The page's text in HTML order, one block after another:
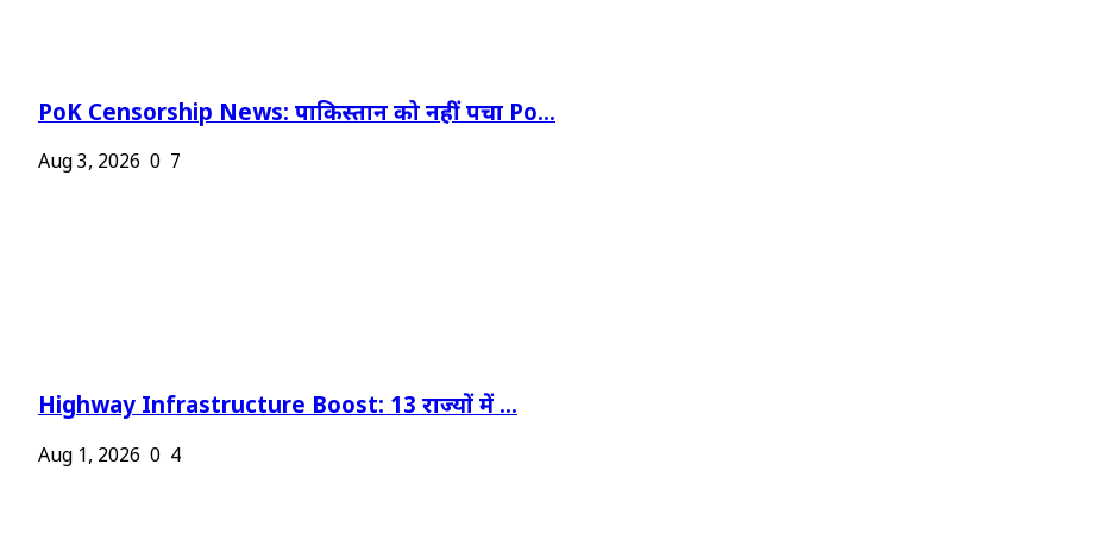
PoK Censorship News: पाकिस्तान को नहीं पचा Po...
Aug 3, 2026 0 7
Highway Infrastructure Boost: 13 राज्यों में ...
Aug 1, 2026 0 4